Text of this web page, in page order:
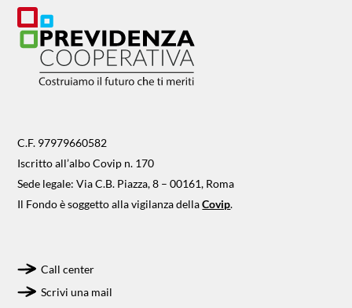
C.F. 97979660582
Iscritto all’albo Covip n. 170
Sede legale: Via C.B. Piazza, 8 – 00161, Roma
Il Fondo è soggetto alla vigilanza dellaCovip.
Call center
Scrivi una mail